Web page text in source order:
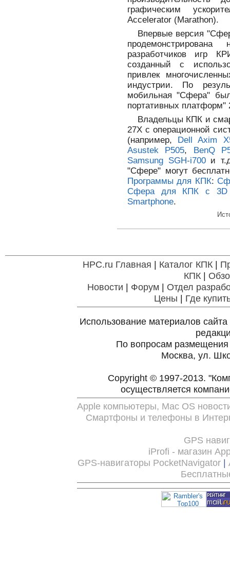
графическим
Accelerator (Marathon).
Впервые версия
разработчиков игр
созданный с
привлек
индустрии. По
мобильная "Сфера"
портативных платформ"
Владельцы КПК и
27X с операционной
(например, Dell Axim
Asustek P505, BenQ
Samsung SGH-i700и
"Сфере" могут
Программы для КПК:
Сфера для КПК с 3D
Smartphone.
HPC.ru Главная | Каталог КПК|
КПК|
Новости | Форум | Отдел
Цены | Где
Использование материалов
По вопросам
Москва, ул.
Copyright © 1997-2013.
осуществляется
Apple компьютеры, Mac OS
Смартфоны и телефоны в
GPS
iProfi - магазин
GPS-навигаторы PocketNavigator |